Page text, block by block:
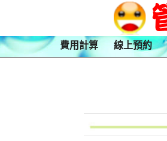
費用計算 線上預約